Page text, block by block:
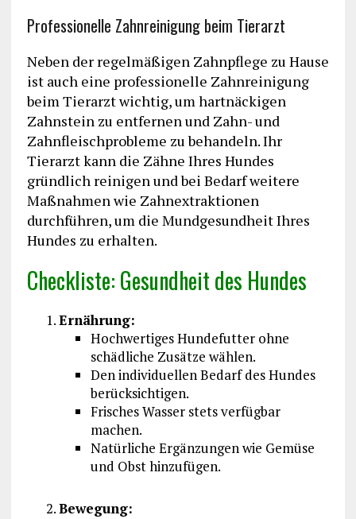
Professionelle Zahnreinigung beim Tierarzt
Neben der regelmäßigen Zahnpflege zu Hause
ist auch eine professionelle Zahnreinigung
beim Tierarzt wichtig, um hartnäckigen
Zahnstein zu entfernen und Zahn- und
Zahnfleischprobleme zu behandeln. Ihr
Tierarzt kann die Zähne Ihres Hundes
gründlich reinigen und bei Bedarf weitere
Maßnahmen wie Zahnextraktionen
durchführen, um die Mundgesundheit Ihres
Hundes zu erhalten.
Checkliste: Gesundheit des Hundes
Ernährung:
Hochwertiges Hundefutter ohne
schädliche Zusätze wählen.
Den individuellen Bedarf des Hundes
berücksichtigen.
Frisches Wasser stets verfügbar
machen.
Natürliche Ergänzungen wie Gemüse
und Obst hinzufügen.
Bewegung: